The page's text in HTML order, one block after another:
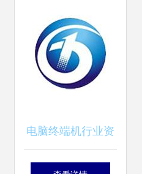
电脑终端机行业资
源对接指南 名录查